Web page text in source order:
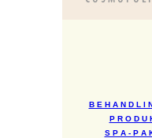
B E H A N D L I
P R O D U
S P A - P A